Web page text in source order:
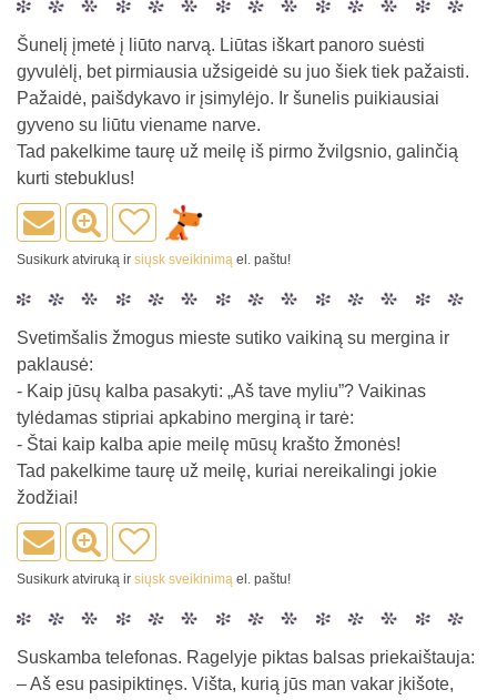
Šunelį įmetė į liūto narvą. Liūtas iškart panoro suėsti
gyvulėlį, bet pirmiausia užsigeidė su juo šiek tiek pažaisti.
Pažaidė, paišdykavo ir įsimylėjo. Ir šunelis puikiausiai
gyveno su liūtu viename narve.
Tad pakelkime taurę už meilę iš pirmo žvilgsnio, galinčią
kurti stebuklus!
Susikurk atviruką ir siųsk sveikinimą el. paštu!
Svetimšalis žmogus mieste sutiko vaikiną su mergina ir
paklausė:
- Kaip jūsų kalba pasakyti: „Aš tave myliu”? Vaikinas
tylėdamas stipriai apkabino merginą ir tarė:
- Štai kaip kalba apie meilę mūsų krašto žmonės!
Tad pakelkime taurę už meilę, kuriai nereikalingi jokie
žodžiai!
Susikurk atviruką ir siųsk sveikinimą el. paštu!
Suskamba telefonas. Ragelyje piktas balsas priekaištauja:
– Aš esu pasipiktinęs. Višta, kurią jūs man vakar įkišote,